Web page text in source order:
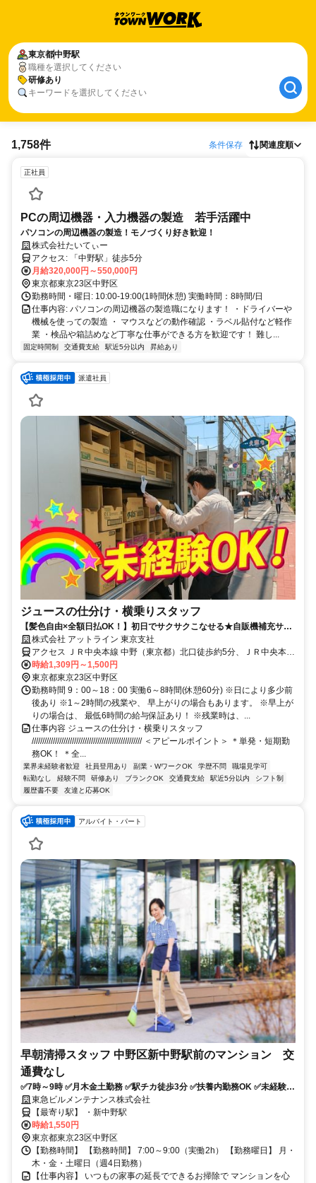
東京都中野駅
職種を選択してください
研修あり
キーワードを選択してください
1,758件 条件保存 関連度順
正社員
PCの周辺機器・入力機器の製造 若手活躍中
パソコンの周辺機器の製造！モノづくり好き歓迎！
株式会社たいてぃー
アクセス: 「中野駅」徒歩5分
月給320,000円～550,000円
東京都東京23区中野区
勤務時間・曜日: 10:00-19:00(1時間休憩) 実働時間：8時間/日
仕事内容: パソコンの周辺機器の製造職になります！ ・ドライバーや
機械を使っての製造 ・ マウスなどの動作確認 ・ラベル貼付など軽作
業 ・検品や箱詰めなど丁寧な仕事ができる方を歓迎です！ 難し...
固定時間制 交通費支給 駅近5分以内 昇給あり
派遣社員
ジュースの仕分け・横乗りスタッフ
【髪色自由×全額日払OK！】初日でサクサクこなせる★自販機補充サポ
ート＜履歴書不要×WEB面談OK＞
株式会社 アットライン 東京支社
アクセス ＪＲ中央本線 中野（東京都）北口徒歩約5分、ＪＲ中央本線
中野（東京都）北口徒歩約5分、西武新宿線 沼袋南口徒歩約17分
時給1,309円～1,500円
東京都東京23区中野区
勤務時間 9：00～18：00 実働6～8時間(休憩60分) ※日により多少前
後あり ※1～2時間の残業や、 早上がりの場合もあります。 ※早上が
りの場合は、 最低6時間の給与保証あり！ ※残業時は、...
仕事内容 ジュースの仕分け・横乗りスタッフ
//////////////////////////////////////////////////// ＜アピールポイント＞ ＊単発・短期勤
務OK！ ＊全...
業界未経験者歓迎 社員登用あり 副業・WワークOK 学歴不問
職場見学可
転勤なし
経験不問 研修あり ブランクOK 交通費支給 駅近5分以内
シフト制
履歴書不要
友達と応募OK
アルバイト・パート
早朝清掃スタッフ 中野区新中野駅前のマンション 交
通費なし
✅7時～9時 ✅月木金土勤務 ✅駅チカ徒歩3分 ✅扶養内勤務OK ✅未経験
OK東急ビルメンテナンス株式会社
【最寄り駅】 ・新中野駅
時給1,550円
東京都東京23区中野区
【勤務時間】 【勤務時間】 7:00～9:00（実働2h） 【勤務曜日】 月・
木・金・土曜日（週4日勤務）
【仕事内容】 いつもの家事の延長でできるお掃除で マンションを心